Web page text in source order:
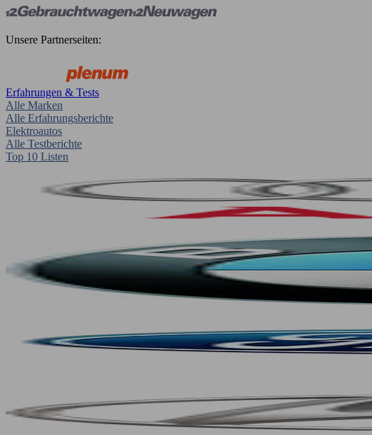
Unsere Partnerseiten:
Erfahrungen & Tests
Alle Marken
Alle Erfahrungsberichte
Elektroautos
Alle Testberichte
Top 10 Listen